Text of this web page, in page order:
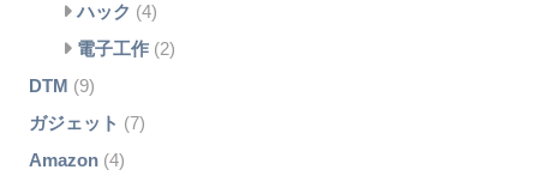
ハック (4)
電子工作(2)
DTM (9)
ガジェット (7)
Amazon(4)